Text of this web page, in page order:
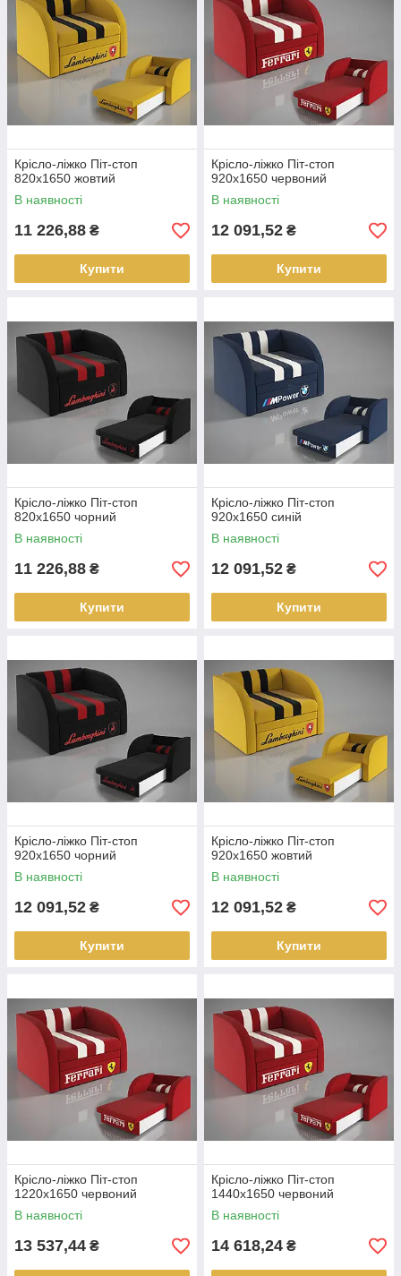
Крісло-ліжко Піт-стоп
820х1650 жовтий
В наявності
11 226,88 ₴
Купити
Крісло-ліжко Піт-стоп
920х1650 червоний
В наявності
12 091,52 ₴
Купити
Крісло-ліжко Піт-стоп
820х1650 чорний
В наявності
11 226,88 ₴
Купити
Крісло-ліжко Піт-стоп
920х1650 синій
В наявності
12 091,52 ₴
Купити
Крісло-ліжко Піт-стоп
920х1650 чорний
В наявності
12 091,52 ₴
Купити
Крісло-ліжко Піт-стоп
920х1650 жовтий
В наявності
12 091,52 ₴
Купити
Крісло-ліжко Піт-стоп
1220х1650 червоний
В наявності
13 537,44 ₴
Крісло-ліжко Піт-стоп
1440х1650 червоний
В наявності
14 618,24 ₴